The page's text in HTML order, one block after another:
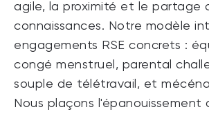
agile, la proximité et le partage
connaissances. Notre modèle
engagements RSE concrets :
congé menstruel, parental
souple de télétravail, et
Nous plaçons l'épanouissement